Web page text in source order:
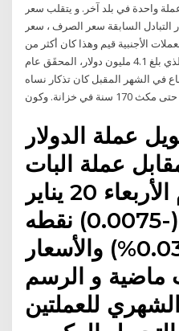
واحدة في بلد آخر. و يتقلب سعر
عملتين مع 1999 أسعار التبادل السابقة سعر الصرف ، سعر
الأجنبية قيم وهذا كان أكثر من
ضِعف الرقم القياسي السابق، الذي بلغ 4.1 مليون دولار، المحقَق عام
في الشهر المقبل كان تذكار نساه
سنة في خزانة. وكون
عملة الدولار
عملة البات
التايلاندي اليوم الأربعاء 20 يناير
2021 بمقدار (-0.0075) نقطه
وبمعدل (-0.03%) والأسعار
ماضية و الرسم
للعملتين